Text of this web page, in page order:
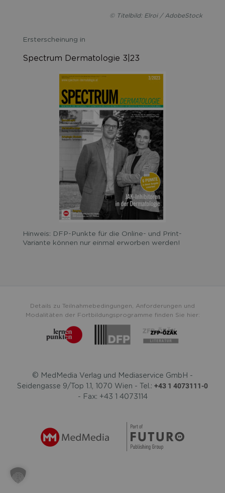
© Titelbild: Elroi / AdobeStock
Ersterscheinung in
Spectrum Dermatologie 3|23
Hinweis: DFP-Punkte für die Online- und Print-
Variante können nur einmal erworben werden!
Details zu Teilnahmebedingungen, Anforderungen und
Modalitäten der Fortbildungsprogramme finden Sie hier:
© MedMedia Verlag und Mediaservice GmbH -
Seidengasse 9/Top 1.1, 1070 Wien - Tel.: +43 1 4073111-0
- Fax: +43 1 4073114